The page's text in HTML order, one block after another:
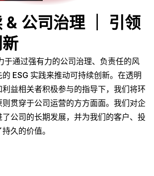
& 公司治理 ｜ 引领
于通过强有力的公司治理、负责任的风
ESG 实践来推动可持续创新。在透明
益相关者积极参与的指导下，我们将环
贯穿于公司运营的方方面面。我们对企
公司的长期发展，并为我们的客户、投
久的价值。